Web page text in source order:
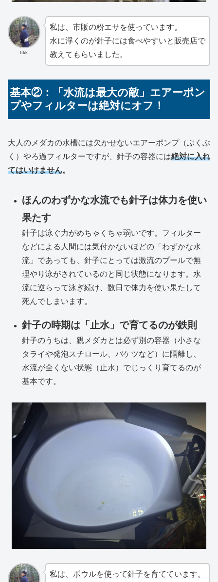
ttkk
私は、市販の粉エサを使っています。
水に浮くのが針子には食べやすいと販売店で
教えてもらいました。
基本②：「水流は最大の敵」エアーポン
プやフィルターは絶対にオフ！
大人のメダカの水槽には欠かせないエアーポンプ（ぶくぶ
く）やろ過フィルターですが、針子の容器には絶対に入れ
てはいけません。
ほんのわずかな水流でも針子は体力を使い
果たす
針子は泳ぐ力がめちゃくちゃ弱いです。フィルター
などによる人間には気付かないほどの「わずかな水
流」であっても、針子にとっては激流のプールで無
理やり泳がされているのと同じ状態になります。水
流に逆らって泳ぎ続け、数日で体力を使い果たして
死んでしまいます。
針子の時期は「止水」で育てるのが鉄則
針子のうちは、親メダカとは必ず別の容器（小さな
タライや発泡スチロール、バケツなど）に隔離し、
水流が全くない状態（止水）でじっくり育てるのが
基本です。
私は、ボウルを使って針子を育てています。